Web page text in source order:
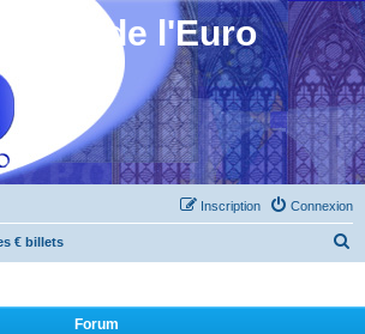
Amis de l'Euro
Connexion
Inscription
€ billets
Forum